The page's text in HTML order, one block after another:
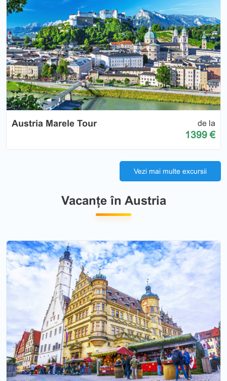
Austria Marele Tour de la
1399 €
Vezi mai multe excursii
Vacanțe în Austria